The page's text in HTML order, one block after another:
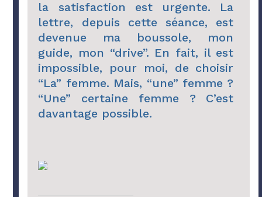
la satisfaction est urgente. La
lettre, depuis cette séance, est
devenue ma boussole, mon
guide, mon “drive”. En fait, il est
impossible, pour moi, de choisir
“La” femme. Mais, “une” femme ?
“Une” certaine femme ? C’est
davantage possible.